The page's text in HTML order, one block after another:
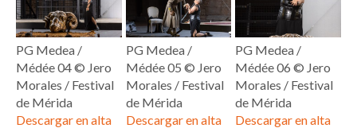
PG Medea /
Médée 04 © Jero
Morales / Festival
de Mérida
Descargar en alta
PG Medea /
Médée 05 © Jero
Morales / Festival
de Mérida
Descargar en alta
PG Medea /
Médée 06 © Jero
Morales / Festival
de Mérida
Descargar en alta